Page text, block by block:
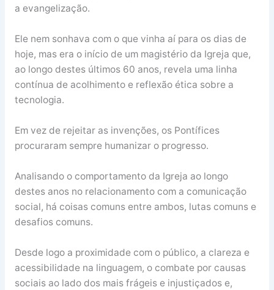
a evangelização.
Ele nem sonhava com o que vinha aí para os dias de
hoje, mas era o início de um magistério da Igreja que,
ao longo destes últimos 60 anos, revela uma linha
contínua de acolhimento e reflexão ética sobre a
tecnologia.
Em vez de rejeitar as invenções, os Pontífices
procuraram sempre humanizar o progresso.
Analisando o comportamento da Igreja ao longo
destes anos no relacionamento com a comunicação
social, há coisas comuns entre ambos, lutas comuns e
desafios comuns.
Desde logo a proximidade com o público, a clareza e
acessibilidade na linguagem, o combate por causas
sociais ao lado dos mais frágeis e injustiçados e,